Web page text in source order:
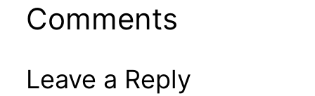
Comments
Leave a Reply